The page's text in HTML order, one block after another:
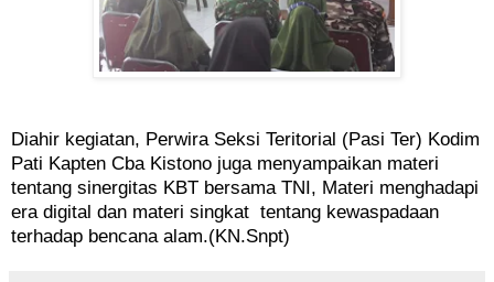
Diahir kegiatan, Perwira Seksi Teritorial (Pasi Ter) Kodim
Pati Kapten Cba Kistono juga menyampaikan materi
tentang sinergitas KBT bersama TNI, Materi menghadapi
era digital dan materi singkat tentang kewaspadaan
terhadap bencana alam.(KN.Snpt)